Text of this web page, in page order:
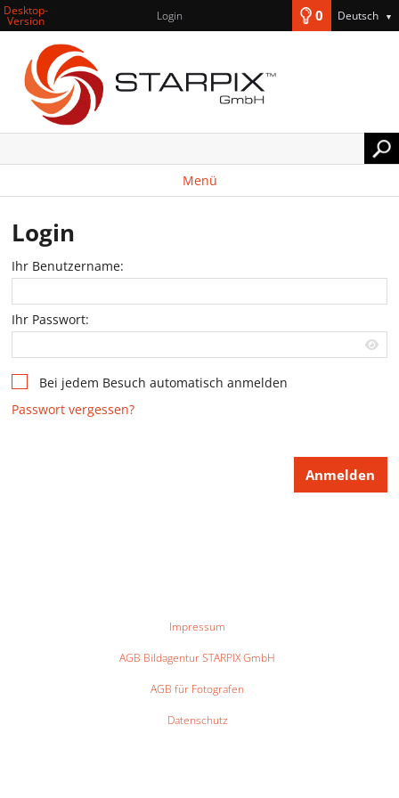
Desktop-
Version Login 0 Deutsch ▼
Menü
Login
Ihr Benutzername:
Ihr Passwort:
Bei jedem Besuch automatisch anmelden
Passwort vergessen?
Impressum
AGB Bildagentur STARPIX GmbH
AGB für Fotografen
Datenschutz